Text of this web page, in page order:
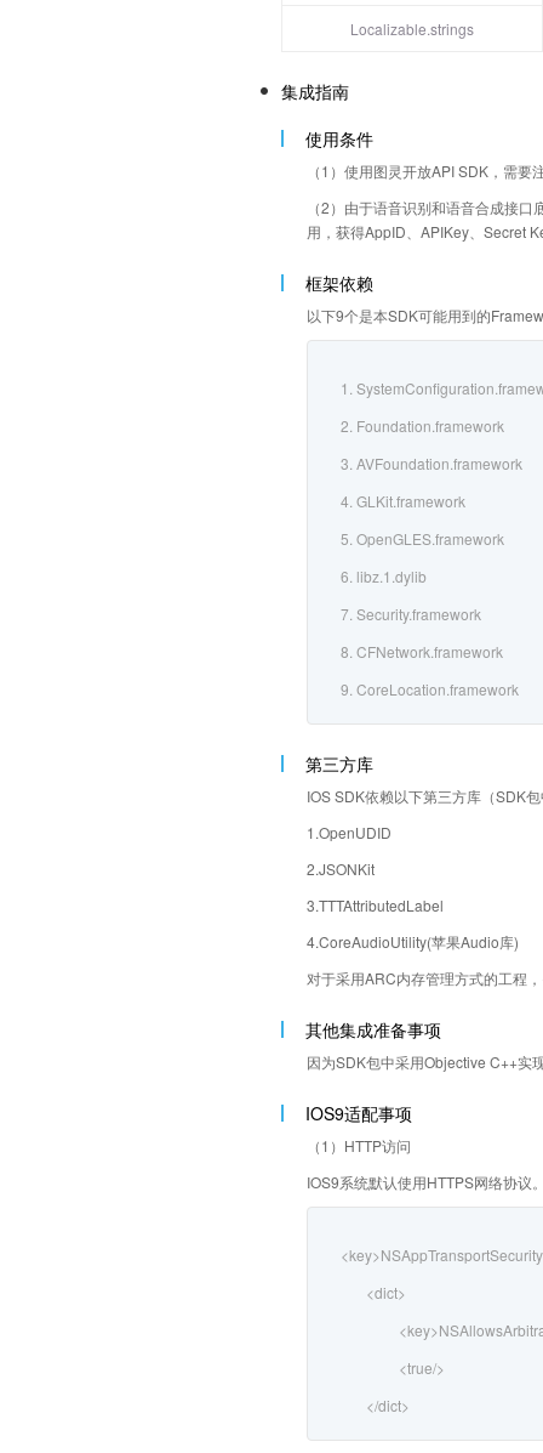
Localizable.strings
集成指南
使用条件
（1）使用图灵开放API SDK，需
（2）由于语音识别和语音合成接
用，获得AppID、APIKey、Secret
框架依赖
以下9个是本SDK可能用到的
1.
2. Foundation.framework
3. AVFoundation.framework
4. GLKit.framework
5. OpenGLES.framework
6. libz.1.dylib
7. Security.framework
8. CFNetwork.framework
9. CoreLocation.framework
第三方库
IOS SDK依赖以下第三方库（SDK
1.OpenUDID
2.JSONKit
3.TTTAttributedLabel
4.CoreAudioUtility(苹果Audio库)
对于采用ARC内存管理方式的工程
其他集成准备事项
因为SDK包中采用Objective C++实
IOS9适配事项
（1）HTTP访问
IOS9系统默认使用HTTPS网络协议
<dict>
<true/>
</dict>